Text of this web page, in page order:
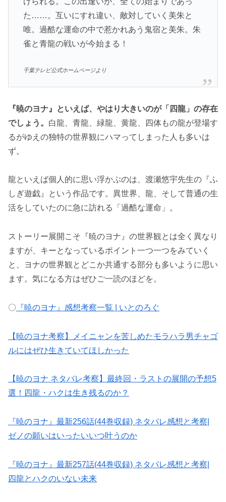
た……。互いにすれ違い、敵対していく美朱と
唯。過酷な運命の中で惹かれあう鬼宿と美朱。朱
雀と青龍の戦いが今始まる！
千葉テレビ公式ホームページより
『暁のヨナ』といえば、やはり大きいのが「四龍」の存在
でしょう。 白龍、青龍、緑龍、黄龍、四体もの龍が登場す
るがゆえの独特の世界観にハマってしまった人も多いは
ず。
龍といえば個人的に思い浮かぶのは、渡瀬悠宇先生の『ふ
しぎ遊戯』という作品です。異世界、龍、そして普通の生
活をしていたのに急に訪れる「過酷な運命」。
ストーリー展開こそ『暁のヨナ』の世界観とは全く異なり
ますが、キーとなっているポイント一つ一つをみていく
と、ヨナの世界観とどこか共通する部分も多いように思い
ます。気になる方はぜひご一読のほどを。
〇 『暁のヨナ』感想考察一覧 | いとのろぐ
【暁のヨナ考察】メイニャンを苦しめたモラハラ男チャゴ
ルにはぜひ生きていてほしかった
【暁のヨナ ネタバレ考察】最終回・ラストの展開の予想5
選！四龍・ハクは生き残るのか？
『暁のヨナ』最新256話(44巻収録) ネタバレ感想と考察|
ゼノの願いはいったいいつ叶うのか
『暁のヨナ』最新257話(44巻収録) ネタバレ感想と考察|
四龍とハクのいない未来